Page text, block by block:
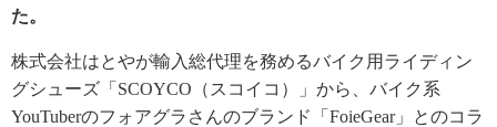
た。
株式会社はとやが輸入総代理を務めるバイク用ライディン
グシューズ「SCOYCO（スコイコ）」から、バイク系
YouTuberのフォアグラさんのブランド「FoieGear」とのコラ